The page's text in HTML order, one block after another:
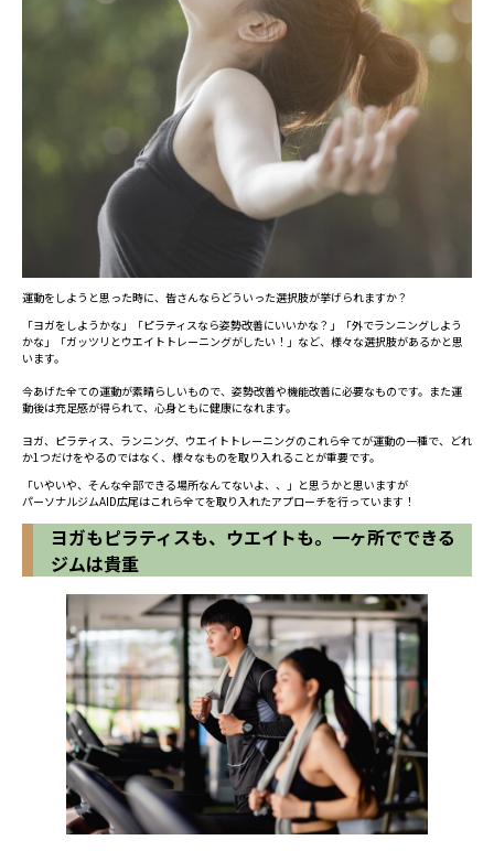
運動をしようと思った時に、皆さんならどういった選択肢が挙げられますか？
「ヨガをしようかな」「ピラティスなら姿勢改善にいいかな？」「外でランニングしよう
かな」「ガッツリとウエイトトレーニングがしたい！」など、様々な選択肢があるかと思
います。
今あげた全ての運動が素晴らしいもので、姿勢改善や機能改善に必要なものです。また運
動後は充足感が得られて、心身ともに健康になれます。
ヨガ、ピラティス、ランニング、ウエイトトレーニングのこれら全てが運動の一種で、どれ
か1つだけをやるのではなく、様々なものを取り入れることが重要です。
「いやいや、そんな全部できる場所なんてないよ、、」と思うかと思いますが
パーソナルジムAID広尾はこれら全てを取り入れたアプローチを行っています！
ヨガもピラティスも、ウエイトも。一ヶ所でできる
ジムは貴重